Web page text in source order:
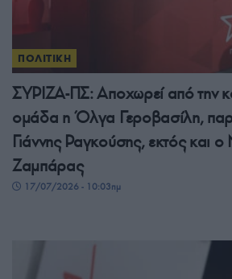
ΠΟΛΙΤΙΚΗ
ΣΥΡΙΖΑ-ΠΣ: Αποχωρεί από την
ομάδα η Όλγα Γεροβασίλη,
Γιάννης Ραγκούσης, εκτός και ο
Ζαμπάρας
17/07/2026 - 10:03πμ